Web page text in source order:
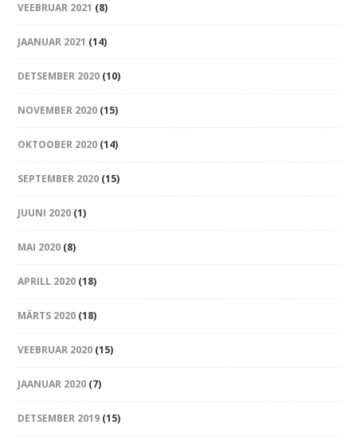
VEEBRUAR 2021 (8)
JAANUAR 2021 (14)
DETSEMBER 2020 (10)
NOVEMBER 2020 (15)
OKTOOBER 2020 (14)
SEPTEMBER 2020 (15)
JUUNI 2020 (1)
MAI 2020 (8)
APRILL 2020 (18)
MÄRTS 2020 (18)
VEEBRUAR 2020 (15)
JAANUAR 2020 (7)
DETSEMBER 2019 (15)